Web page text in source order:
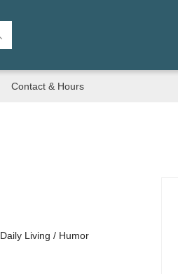
Contact & Hours
Living / Humor